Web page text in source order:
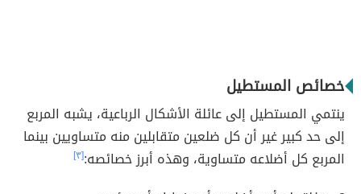
خصائص المستطيل
ينتمي المستطيل إلى عائلة الأشكال الرباعية، يشبه المربع
إلى حد كبير غير أن كل ضلعين متقابلين منه متساويين بينما
المربع كل أضلاعه متساوية، وهذه أبرز خصائصه:[٣]